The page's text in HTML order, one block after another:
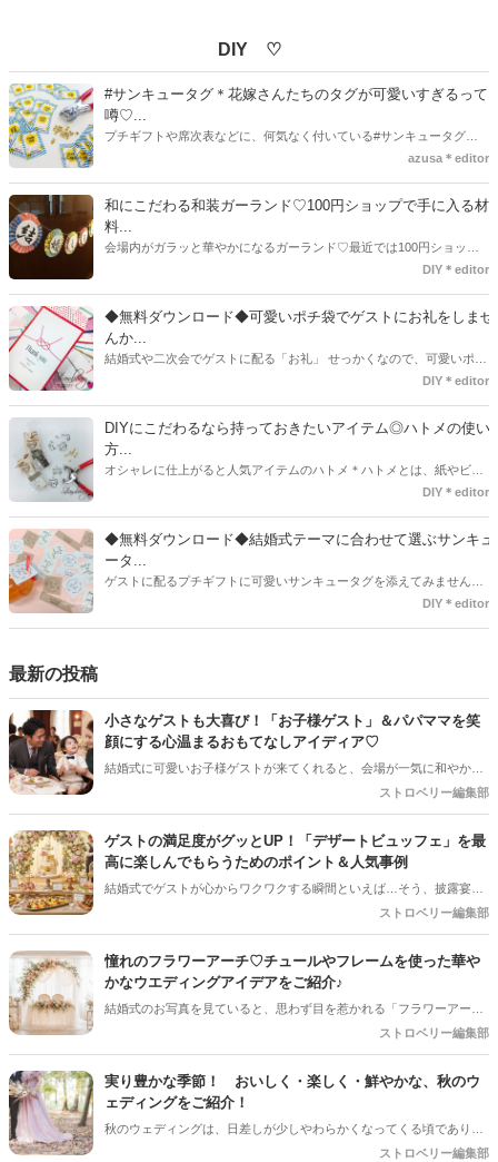
DIY ♡
#サンキュータグ＊花嫁さんたちのタグが可愛いすぎるって
噂♡...
プチギフトや席次表などに、何気なく付いている#サンキュータグ実
はほとんどの花嫁さんが手作りしてるってご存知でしたか！？あるの
ま、付いてた方が断然可愛い♡そんなプレ花嫁さんたちの#サンキュー
タグアイデア、探してみました♪
azusa＊editor
和にこだわる和装ガーランド♡100円ショップで手に入る材
料...
会場内がガラッと華やかになるガーランド♡最近では100円ショップ
で既に完成された物が販売されていたり、ネット上でダウンロードし
す。ダウンロードしたデザインを印刷する紙をこだわるプレ花嫁さん
も・・・♡紙質や柄などでガラッと印象が変わりますよね♪
DIY＊editor
◆無料ダウンロード◆可愛いポチ袋でゲストにお礼をしませ
んか...
結婚式や二次会でゲストに配る「お礼」 せっかくなので、可愛いポチ
袋で用意しませんか？今回の記事では無料でダウンロードできるデザ
ください。いつもStrawberryを読んで頂いているプレ花嫁さんのお手
伝いが少しでも出来れば嬉しいです♡
DIY＊editor
DIYにこだわるなら持っておきたいアイテム◎ハトメの使い
方...
オシャレに仕上がると人気アイテムのハトメ＊ハトメとは、紙やビニ
ールなどに開けた穴につける金具のことでサイズが幅広く揃っていま
り、付けるものの素材や色にあわせて選ぶことができるんです♪*
DIY＊editor
◆無料ダウンロード◆結婚式テーマに合わせて選ぶサンキュ
ータ...
ゲストに配るプチギフトに可愛いサンキュータグを添えてみません
か？今回の記事では無料でダウンロードできる春婚にもピッタリなサ
DIY＊editor
最新の投稿
小さなゲストも大喜び！「お子様ゲスト」＆パパママを笑
顔にする心温まるおもてなしアイディア♡
結婚式に可愛いお子様ゲストが来てくれると、会場が一気に和やかな
雰囲気になりますよね！でも、ご招待するプレ花嫁さんとしては「途
いないかな？」と、ちょっぴり心配になることも多いはず。 小さなゲ
ストと、子育て真っ最中のパパママ（ご友人）に「本当に参列してよ
かった！」と思ってもらうためには、ちょっとした心遣いや事前準備
が大切です。今回は、お子様ゲストとご家族に安心して楽しんでもら
うための、素敵なおもてなしアイディアをご紹介します！
ストロベリー編集部
ゲストの満足度がグッとUP！「デザートビュッフェ」を最
高に楽しんでもらうためのポイント＆人気事例
結婚式でゲストが心からワクワクする瞬間といえば…そう、披露宴後
半の「デザートタイム」です！中でも、ガーデンやロビーにずらりと
は、ゲストのテンションが一番上がる大人気の演出ですよね。今回は
デザートビュッフェで絶対に押さえておきたいポイントと、実際に大
好評だった事例をご紹介します！
ストロベリー編集部
憧れのフラワーアーチ♡チュールやフレームを使った華や
かなウエディングアイデアをご紹介♪
結婚式のお写真を見ていると、思わず目を惹かれる「フラワーアー
チ」♡ お花をたっぷり使ったアーチはもちろん、チュールやフレーム
るコーディネートが人気を集めています♪ 挙式会場や高砂、ウエルカ
ムスペース、フォトブースなど、さまざまな場所で取り入れられるの
も魅力のひとつ＊ 今回は、フラワーアーチの魅力や、おしゃれなアレ
ンジアイデアをご紹介します♡
ストロベリー編集部
実り豊かな季節！ おいしく・楽しく・鮮やかな、秋のウ
ェディングをご紹介！
秋のウェディングは、日差しが少しやわらかくなってくる頃であり、
色々なことへの行動的がみなぎってくる季節。同時に、おいしいもの
ストロベリー編集部